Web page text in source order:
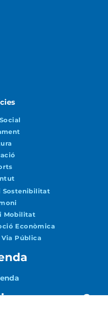
Sostenibilitat
Mobilitat
Econòmica
Pública
per correu?